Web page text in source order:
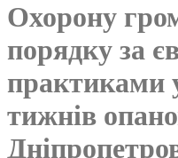
Охорону
порядку за
практиками
тижнів